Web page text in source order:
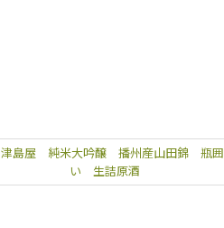
津島屋 純米大吟醸 播州産山田錦 瓶囲
い 生詰原酒